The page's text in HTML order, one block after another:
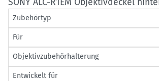
SONY ALC-R1EM Objektivdeckel
Zubehörtyp
Für
Objektivzubehörhalterung
Entwickelt für